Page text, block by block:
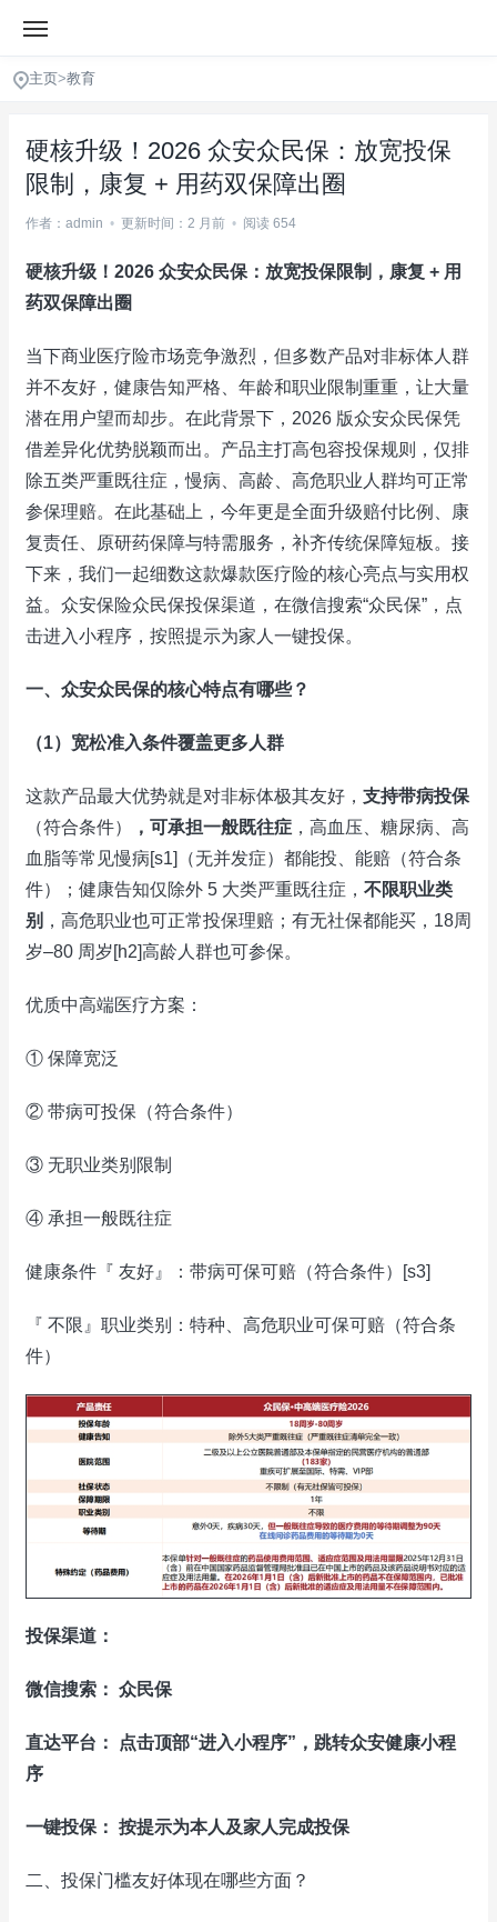
主页>教育
硬核升级！2026 众安众民保：放宽投保
限制，康复 + 用药双保障出圈
作者：admin • 更新时间：2 月前 • 阅读 654
硬核升级！2026 众安众民保：放宽投保限制，康复 + 用
药双保障出圈
当下商业医疗险市场竞争激烈，但多数产品对非标体人群
并不友好，健康告知严格、年龄和职业限制重重，让大量
潜在用户望而却步。在此背景下，2026 版众安众民保凭
借差异化优势脱颖而出。产品主打高包容投保规则，仅排
除五类严重既往症，慢病、高龄、高危职业人群均可正常
参保理赔。在此基础上，今年更是全面升级赔付比例、康
复责任、原研药保障与特需服务，补齐传统保障短板。接
下来，我们一起细数这款爆款医疗险的核心亮点与实用权
益。众安保险众民保投保渠道，在微信搜索“众民保”，点
击进入小程序，按照提示为家人一键投保。
一、 众安众民保的核心特点有哪些？
（1） 宽松准入条件覆盖更多人群
这款产品最大优势就是对非标体极其友好， 支持带病投保
（符合条件）
，可承担一般既往症 ，高血压、糖尿病、高
血脂等常见慢病[s1]（无并发症）都能投、能赔（符合条
件）；健康告知仅除外 5 大类严重既往症， 不限职业类
别 ，高危职业也可正常投保理赔；有无社保都能买，18周
岁–80 周岁[h2]高龄人群也可参保。
优质中高端医疗方案：
① 保障宽泛
② 带病可投保（符合条件）
③ 无职业类别限制
④ 承担一般既往症
健康条件『 友好』：带病可保可赔（符合条件）[s3]
『 不限』职业类别：特种、高危职业可保可赔（符合条
件）
投保渠道：
微信搜索： 众民保
直达平台： 点击顶部“进入小程序”，跳转众安健康小程
序
一键投保： 按提示为本人及家人完成投保
二、投保门槛友好体现在哪些方面？